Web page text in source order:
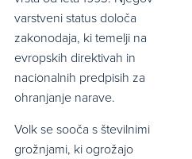
varstveni status določa
zakonodaja, ki temelji na
evropskih direktivah in
nacionalnih predpisih za
ohranjanje narave.
Volk se sooča s številnimi
grožnjami, ki ogrožajo